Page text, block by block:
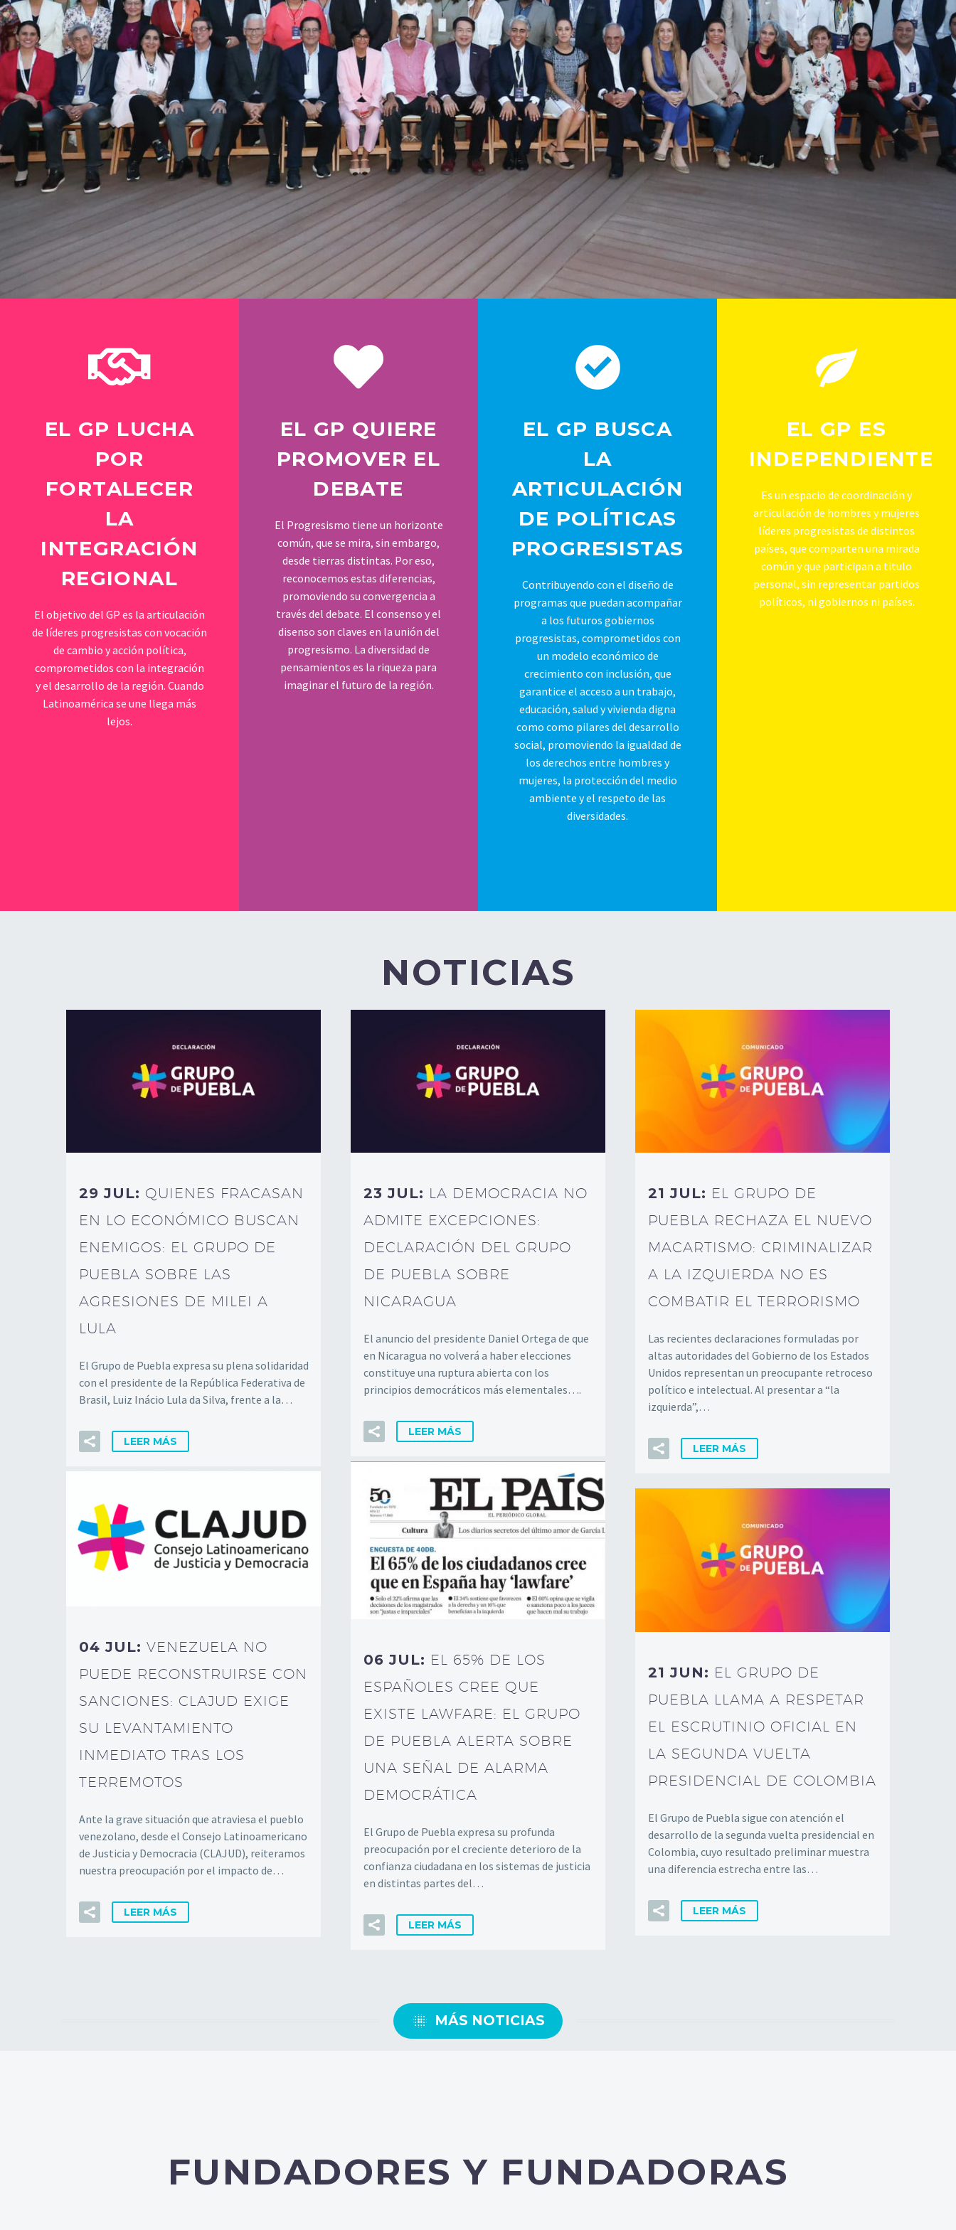
EL GP LUCHA
POR
FORTALECER
LA
INTEGRACIÓN
REGIONAL
El objetivo del GP es la articulación
de líderes progresistas con vocación
de cambio y acción política,
comprometidos con la integración
y el desarrollo de la región. Cuando
Latinoamérica se une llega más
lejos.
EL GP QUIERE
PROMOVER EL
DEBATE
El Progresismo tiene un horizonte
común, que se mira, sin embargo,
desde tierras distintas. Por eso,
reconocemos estas diferencias,
promoviendo su convergencia a
través del debate. El consenso y el
disenso son claves en la unión del
progresismo. La diversidad de
pensamientos es la riqueza para
imaginar el futuro de la región.
EL GP BUSCA
LA
ARTICULACIÓN
DE POLÍTICAS
PROGRESISTAS
Contribuyendo con el diseño de
programas que puedan acompañar
a los futuros gobiernos
progresistas, comprometidos con
un modelo económico de
crecimiento con inclusión, que
garantice el acceso a un trabajo,
educación, salud y vivienda digna
como como pilares del desarrollo
social, promoviendo la igualdad de
los derechos entre hombres y
mujeres, la protección del medio
ambiente y el respeto de las
diversidades.
EL GP ES
INDEPENDIENTE
Es un espacio de coordinación y
articulación de hombres y mujeres
líderes progresistas de distintos
países, que comparten una mirada
común y que participan a titulo
personal, sin representar partidos
políticos, ni gobiernos ni países.
NOTICIAS
29 JUL: QUIENES FRACASAN
EN LO ECONÓMICO BUSCAN
ENEMIGOS: EL GRUPO DE
PUEBLA SOBRE LAS
AGRESIONES DE MILEI A
LULA
El Grupo de Puebla expresa su plena solidaridad
con el presidente de la República Federativa de
Brasil, Luiz Inácio Lula da Silva, frente a la…
LEER MÁS
23 JUL: LA DEMOCRACIA NO
ADMITE EXCEPCIONES:
DECLARACIÓN DEL GRUPO
DE PUEBLA SOBRE
NICARAGUA
El anuncio del presidente Daniel Ortega de que
en Nicaragua no volverá a haber elecciones
constituye una ruptura abierta con los
principios democráticos más elementales….
LEER MÁS
21 JUL: EL GRUPO DE
PUEBLA RECHAZA EL NUEVO
MACARTISMO: CRIMINALIZAR
A LA IZQUIERDA NO ES
COMBATIR EL TERRORISMO
Las recientes declaraciones formuladas por
altas autoridades del Gobierno de los Estados
Unidos representan un preocupante retroceso
político e intelectual. Al presentar a “la
izquierda”,…
LEER MÁS
06 JUL: EL 65% DE LOS
ESPAÑOLES CREE QUE
EXISTE LAWFARE: EL GRUPO
DE PUEBLA ALERTA SOBRE
UNA SEÑAL DE ALARMA
DEMOCRÁTICA
El Grupo de Puebla expresa su profunda
preocupación por el creciente deterioro de la
confianza ciudadana en los sistemas de justicia
en distintas partes del…
LEER MÁS
04 JUL: VENEZUELA NO
PUEDE RECONSTRUIRSE CON
SANCIONES: CLAJUD EXIGE
SU LEVANTAMIENTO
INMEDIATO TRAS LOS
TERREMOTOS
Ante la grave situación que atraviesa el pueblo
venezolano, desde el Consejo Latinoamericano
de Justicia y Democracia (CLAJUD), reiteramos
nuestra preocupación por el impacto de…
LEER MÁS
21 JUN: EL GRUPO DE
PUEBLA LLAMA A RESPETAR
EL ESCRUTINIO OFICIAL EN
LA SEGUNDA VUELTA
PRESIDENCIAL DE COLOMBIA
El Grupo de Puebla sigue con atención el
desarrollo de la segunda vuelta presidencial en
Colombia, cuyo resultado preliminar muestra
una diferencia estrecha entre las…
LEER MÁS
 MÁS NOTICIAS
FUNDADORES Y FUNDADORAS